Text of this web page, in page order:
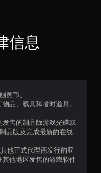
信息
灵币。
品、载具和省时道具。
售的制品版游戏光碟或
品版及完成最新的在线
他正式代理商发行的亚
他地区发售的游戏软件